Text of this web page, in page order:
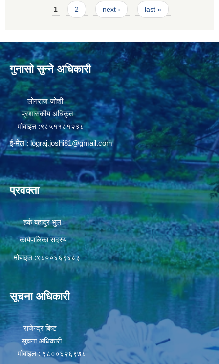
Pages1 2 next › last »
गुनासो सुन्ने अधिकारी
लोगराज जोशी
प्रशासकीय अधिकृत
मोबाइल :९८५११८१२३८
ई-मेल :lograj.joshi81@gmail.com
प्रवक्ता
हर्क बहादुर भुल
कार्यपालिका सदस्य
मोबाइल :९८००६६९६८३
सूचना अधिकारी
राजेन्द्र बिष्ट
सूचना अधिकारी
मोबाइल : ९८००६२६९७८